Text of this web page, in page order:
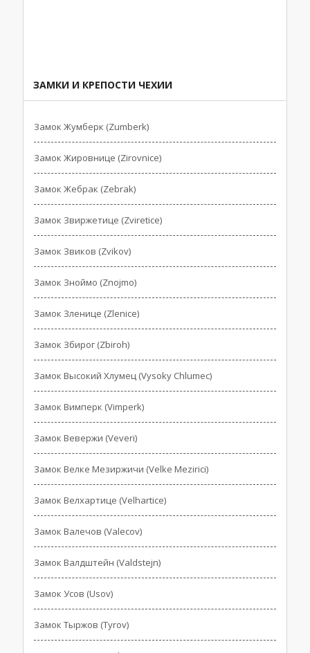
ЗАМКИ И КРЕПОСТИ ЧЕХИИ
Замок Жумберк (Zumberk)
Замок Жировнице (Zirovnice)
Замок Жебрак (Zebrak)
Замок Звиржетице (Zviretice)
Замок Звиков (Zvikov)
Замок Зноймо (Znojmo)
Замок Зленице (Zlenice)
Замок Збирог (Zbiroh)
Замок Высокий Хлумец (Vysoky Chlumec)
Замок Вимперк (Vimperk)
Замок Вевержи (Veveri)
Замок Велке Мезиржичи (Velke Mezirici)
Замок Велхартице (Velhartice)
Замок Валечов (Valecov)
Замок Валдштейн (Valdstejn)
Замок Усов (Usov)
Замок Тыржов (Tyrov)